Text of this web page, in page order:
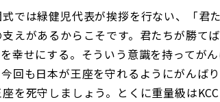
では緑健児代表が挨拶を行ない、「君
えがあるからこそです。君たちが勝て
幸せにする。そういう意識を持ってがん
回も日本が王座を守れるようにがんばり
を死守しましょう。とくに重量級はKCC